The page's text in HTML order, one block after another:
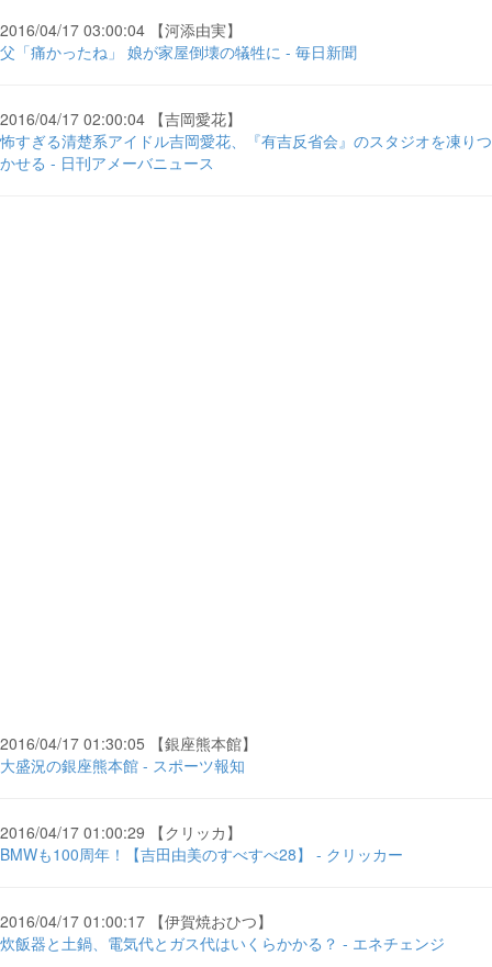
2016/04/17 03:00:04 【河添由実】
父「痛かったね」 娘が家屋倒壊の犠牲に - 毎日新聞
2016/04/17 02:00:04 【吉岡愛花】
怖すぎる清楚系アイドル吉岡愛花、『有吉反省会』のスタジオを凍りつ
かせる - 日刊アメーバニュース
2016/04/17 01:30:05 【銀座熊本館】
大盛況の銀座熊本館 - スポーツ報知
2016/04/17 01:00:29 【クリッカ】
BMWも100周年！【吉田由美のすべすべ28】 - クリッカー
2016/04/17 01:00:17 【伊賀焼おひつ】
炊飯器と土鍋、電気代とガス代はいくらかかる？ - エネチェンジ